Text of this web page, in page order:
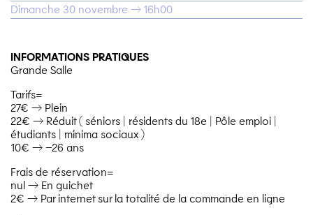
Dimanche 30 novembre → 16h00
INFORMATIONS PRATIQUES
Grande Salle
Tarifs=
27€ → Plein
22€ → Réduit ( séniors | résidents du 18e | Pôle emploi |
étudiants | minima sociaux )
10€ → –26 ans
Frais de réservation=
nul → En guichet
2€ → Par internet sur la totalité de la commande en ligne